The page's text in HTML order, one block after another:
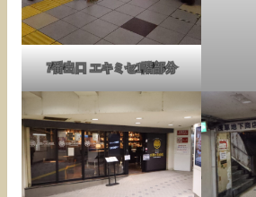
7番出口 エキミセ1階部分